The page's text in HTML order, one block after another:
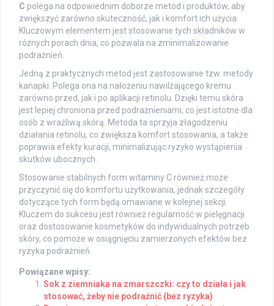
C polega na odpowiednim doborze metod i produktów, aby
zwiększyć zarówno skuteczność, jak i komfort ich użycia.
Kluczowym elementem jest stosowanie tych składników w
różnych porach dnia, co pozwala na zminimalizowanie
podrażnień.
Jedną z praktycznych metod jest zastosowanie tzw. metody
kanapki. Polega ona na nałożeniu nawilżającego kremu
zarówno przed, jak i po aplikacji retinolu. Dzięki temu skóra
jest lepiej chroniona przed podrażnieniami, co jest istotne dla
osób z wrażliwą skórą. Metoda ta sprzyja złagodzeniu
działania retinolu, co zwiększa komfort stosowania, a także
poprawia efekty kuracji, minimalizując ryzyko wystąpienia
skutków ubocznych.
Stosowanie stabilnych form witaminy C również może
przyczynić się do komfortu użytkowania, jednak szczegóły
dotyczące tych form będą omawiane w kolejnej sekcji.
Kluczem do sukcesu jest również regularność w pielęgnacji
oraz dostosowanie kosmetyków do indywidualnych potrzeb
skóry, co pomoże w osiągnięciu zamierzonych efektów bez
ryzyka podrażnień.
Powiązane wpisy:
Sok z ziemniaka na zmarszczki: czy to działa i jak
stosować, żeby nie podrażnić (bez ryzyka)